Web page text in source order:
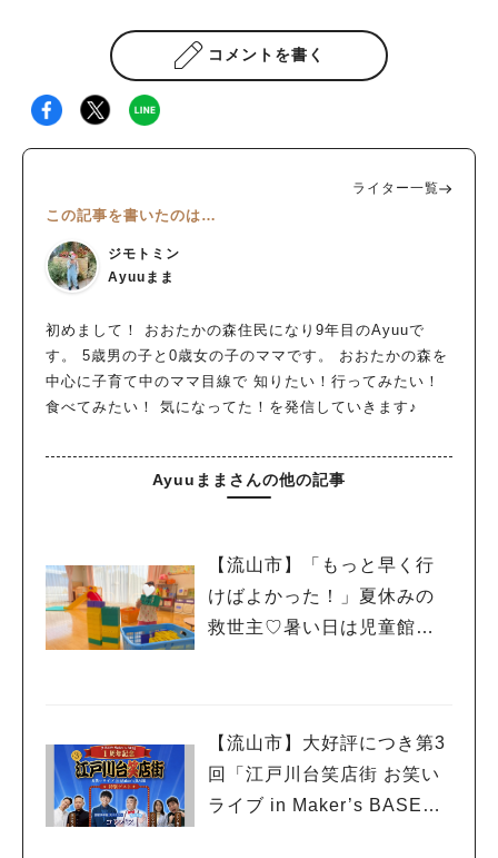
コメントを書く
ライター一覧
この記事を書いたのは…
ジモトミン
Ayuuまま
初めまして！ おおたかの森住民になり9年目のAyuuで
す。 5歳男の子と0歳女の子のママです。 おおたかの森を
中心に子育て中のママ目線で 知りたい！行ってみたい！
食べてみたい！ 気になってた！を発信していきます♪
Ayuuままさんの他の記事
【流山市】「もっと早く行
けばよかった！」夏休みの
救世主♡暑い日は児童館へ！
【流山市】大好評につき第3
回「江戸川台笑店街 お笑い
ライブ in Maker’s BASE」